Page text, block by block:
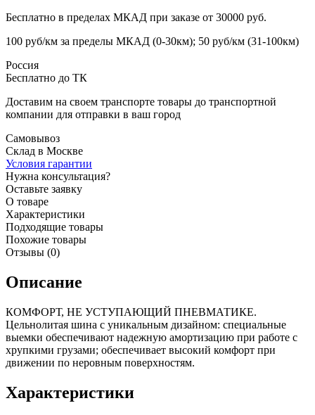
Бесплатно в пределах МКАД при заказе от 30000 руб.
100 руб/км за пределы МКАД (0-30км); 50 руб/км (31-100км)
Россия
Бесплатно до ТК
Доставим на своем транспорте товары до транспортной
компании для отправки в ваш город
Самовывоз
Склад в Москве
Условия гарантии
Нужна консультация?
Оставьте заявку
О товаре
Характеристики
Подходящие товары
Похожие товары
Отзывы (0)
Описание
КОМФОРТ, НЕ УСТУПАЮЩИЙ ПНЕВМАТИКЕ.
Цельнолитая шина с уникальным дизайном: специальные
выемки обеспечивают надежную амортизацию при работе с
хрупкими грузами; обеспечивает высокий комфорт при
движении по неровным поверхностям.
Характеристики